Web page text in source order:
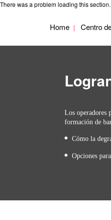
There was a problem loading this section.
Home Centro
Los operadores
formación de
Cómo la
Opciones